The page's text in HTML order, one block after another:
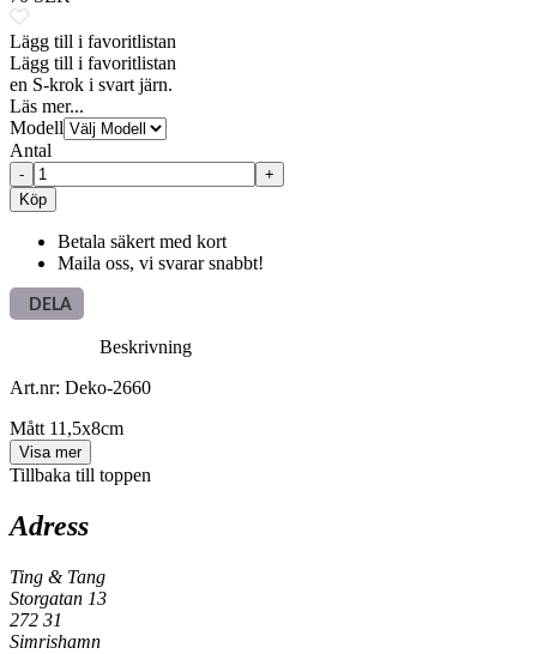
Lägg till i favoritlistan
Lägg till i favoritlistan
en S-krok i svart järn.
Läs mer...
Modell
Antal
-
+
Köp
Betala säkert med kort
Maila oss, vi svarar snabbt!
DELA
Beskrivning
Art.nr: Deko-2660
Mått 11,5x8cm
Visa mer
Tillbaka till toppen
Adress
Ting & Tang
Storgatan 13
272 31
Simrishamn